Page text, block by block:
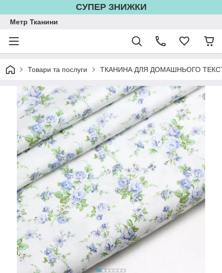
СУПЕР ЗНИЖКИ
Метр Тканини
Товари та послуги ТКАНИНА ДЛЯ ДОМАШНЬОГО